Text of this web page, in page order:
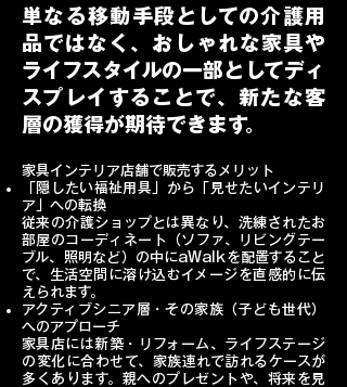
単なる移動手段としての介護用
品ではなく、おしゃれな家具や
ライフスタイルの一部としてディ
スプレイすることで、新たな客
層の獲得が期待できます。
家具インテリア店舗で販売するメリット
「隠したい福祉用具」から「見せたいインテリ
ア」への転換
従来の介護ショップとは異なり、洗練されたお
部屋のコーディネート（ソファ、リビングテー
ブル、照明など）の中にaWalkを配置すること
で、生活空間に溶け込むイメージを直感的に伝
えられます。
アクティブシニア層・その家族（子ども世代）
へのアプローチ
家具店には新築・リフォーム、ライフステージ
の変化に合わせて、家族連れで訪れるケースが
多くあります。親へのプレゼントや、将来を見